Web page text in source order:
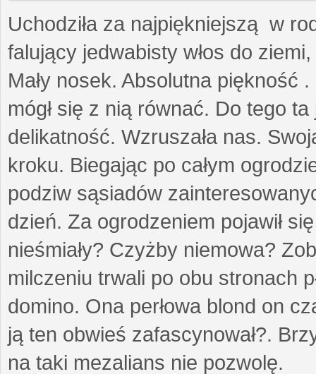
Uchodziła za najpiękniejszą w
falujący jedwabisty włos do
Mały nosek. Absolutna piękność
mógł się z nią równać. Do tego
delikatność. Wzruszała nas.
kroku. Biegając po całym
podziw sąsiadów
dzień. Za ogrodzeniem pojawił
nieśmiały? Czyżby niemowa?
milczeniu trwali po obu stronach
domino. Ona perłowa blond on
ją ten obwieś zafascynował?.
na taki mezalians nie pozwolę.